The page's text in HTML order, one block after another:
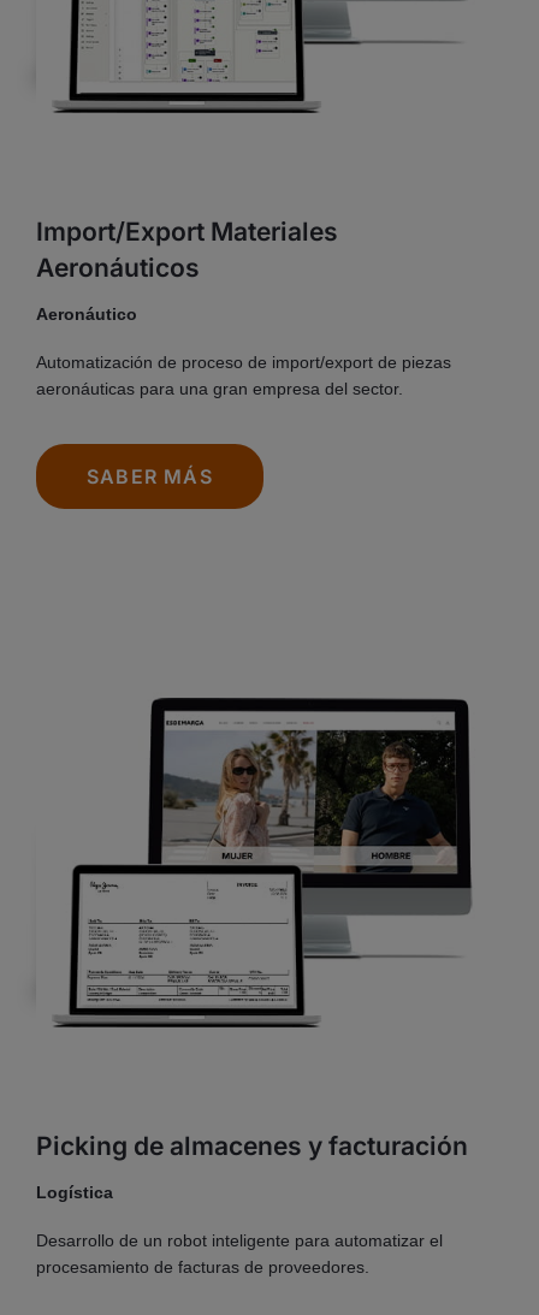
Import/Export Materiales
Aeronáuticos
Aeronáutico
Automatización de proceso de import/export de piezas
aeronáuticas para una gran empresa del sector.
SABER MÁS
Picking de almacenes y facturación
Logística
Desarrollo de un robot inteligente para automatizar el
procesamiento de facturas de proveedores.